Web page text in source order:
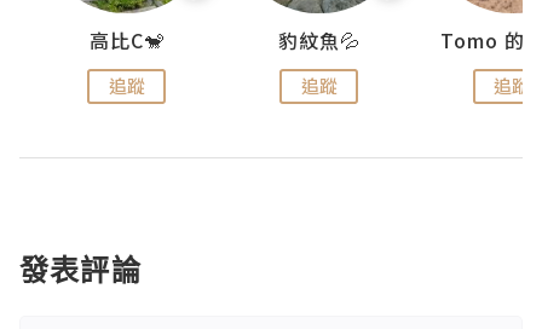
高比C🐒
追蹤
豹紋魚💦
追蹤 追蹤
發表評論